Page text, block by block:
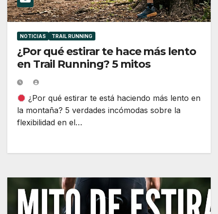
NOTICIAS TRAIL RUNNING
¿Por qué estirar te hace más lento
en Trail Running? 5 mitos
¿Por qué estirar te está haciendo más lento en
la montaña? 5 verdades incómodas sobre la
flexibilidad en el…